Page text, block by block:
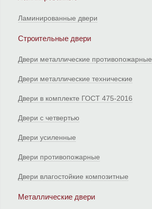
Ламинированные двери
Строительные двери
Двери металлические противопожарные
Двери металлические технические
Двери в комплекте ГОСТ 475-2016
Двери с четвертью
Двери усиленные
Двери противопожарные
Двери влагостойкие композитные
Металлические двери